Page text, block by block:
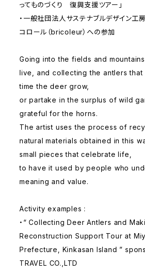
ってものづくり 復興支援ツアー」
・一般社団法人サステナブルデザイン工
コロール（bricoleur）への参加
Going into the fields and
live, and collecting the antlers that
time the deer grow,
or partake in the surplus of wild
grateful for the horns.
The artist uses the process of
natural materials obtained in this
small pieces that celebrate life,
to have it used by people who
meaning and value.
Activity examples :
・“ Collecting Deer Antlers and
Reconstruction Support Tour at
Prefecture, Kinkasan Island ”
TRAVEL CO.,LTD